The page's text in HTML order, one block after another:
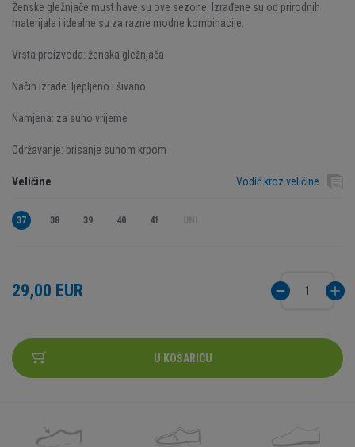
Ženske gležnjače must have su ove sezone. Izrađene su od prirodnih
materijala i idealne su za razne modne kombinacije.
Vrsta proizvoda: ženska gležnjača
Način izrade: ljepljeno i šivano
Namjena: za suho vrijeme
Održavanje: brisanje suhom krpom
Veličine Vodič kroz veličine
37 38 39 40 41
29,00 EUR
U KOŠARICU